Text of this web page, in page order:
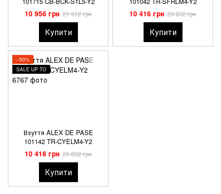
10 956 грн 21 912 грн
Купити
10 416 грн 20 832 грн
Купити
−50%
SALE UP TO
Взуття ALEX DE PASE
101142 TR-CYELM4-Y2
10 416 грн 20 832 грн
Купити